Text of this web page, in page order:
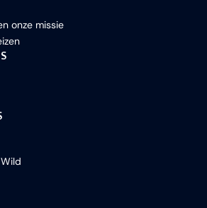
onze missie